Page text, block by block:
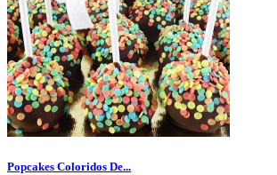
Popcakes Coloridos De...